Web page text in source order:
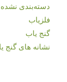
دسته‌بندی نشده
فلزیاب
گنج یاب
نشانه های گنج